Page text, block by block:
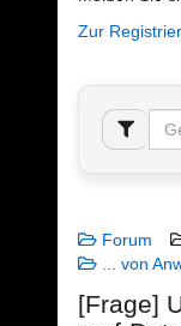
Zur
Forum
... von
[Frage]